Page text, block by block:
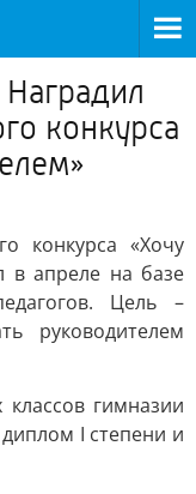
конкурса
конкурса «Хочу
в апреле на базе
Цель –
руководителем
гимназии
I степени и